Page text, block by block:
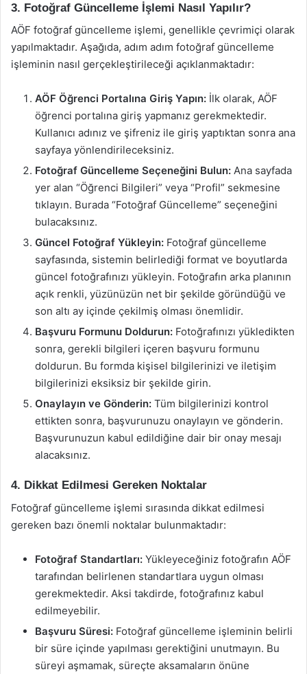
3. Fotoğraf Güncelleme İşlemi Nasıl Yapılır?
AÖF fotoğraf güncelleme işlemi, genellikle çevrimiçi olarak
yapılmaktadır. Aşağıda, adım adım fotoğraf güncelleme
işleminin nasıl gerçekleştirileceği açıklanmaktadır:
AÖF Öğrenci Portalına Giriş Yapın: İlk olarak, AÖF
öğrenci portalına giriş yapmanız gerekmektedir.
Kullanıcı adınız ve şifreniz ile giriş yaptıktan sonra ana
sayfaya yönlendirileceksiniz.
Fotoğraf Güncelleme Seçeneğini Bulun: Ana sayfada
yer alan “Öğrenci Bilgileri” veya “Profil” sekmesine
tıklayın. Burada “Fotoğraf Güncelleme” seçeneğini
bulacaksınız.
Güncel Fotoğraf Yükleyin: Fotoğraf güncelleme
sayfasında, sistemin belirlediği format ve boyutlarda
güncel fotoğrafınızı yükleyin. Fotoğrafın arka planının
açık renkli, yüzünüzün net bir şekilde göründüğü ve
son altı ay içinde çekilmiş olması önemlidir.
Başvuru Formunu Doldurun: Fotoğrafınızı yükledikten
sonra, gerekli bilgileri içeren başvuru formunu
doldurun. Bu formda kişisel bilgilerinizi ve iletişim
bilgilerinizi eksiksiz bir şekilde girin.
Onaylayın ve Gönderin: Tüm bilgilerinizi kontrol
ettikten sonra, başvurunuzu onaylayın ve gönderin.
Başvurunuzun kabul edildiğine dair bir onay mesajı
alacaksınız.
4. Dikkat Edilmesi Gereken Noktalar
Fotoğraf güncelleme işlemi sırasında dikkat edilmesi
gereken bazı önemli noktalar bulunmaktadır:
Fotoğraf Standartları: Yükleyeceğiniz fotoğrafın AÖF
tarafından belirlenen standartlara uygun olması
gerekmektedir. Aksi takdirde, fotoğrafınız kabul
edilmeyebilir.
Başvuru Süresi: Fotoğraf güncelleme işleminin belirli
bir süre içinde yapılması gerektiğini unutmayın. Bu
süreyi aşmamak, süreçte aksamaların önüne